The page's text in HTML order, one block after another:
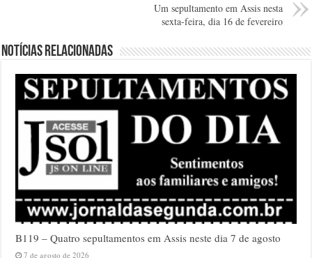
Um sepultamento em Assis nesta
sexta-feira, dia 16 de fevereiro
Notícias relacionadas
B119 – Quatro sepultamentos em Assis neste dia 7 de agosto
7 de agosto de 2026